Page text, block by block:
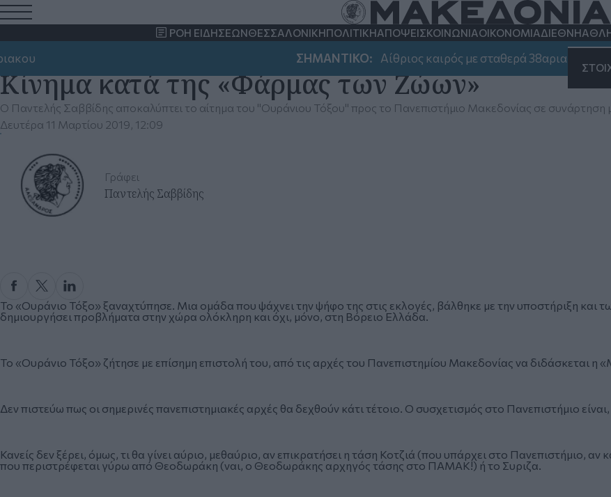
ΡΟΗ ΕΙΔΗΣΕΩΝΘΕΣΣΑΛΟΝΙΚΗΠΟΛΙΤΙΚΗΑΠΟΨΕΙΣΚΟΙΝΩΝΙΑΟΙΚΟΝΟΜΙΑΔΙΕΘΝΗ
ΣΗΜΑΝΤΙΚΟ: Αίθριος καιρός με σταθερά 38αρια - Που
Κίνημα κατά της «Φάρμας των Ζώων»
Ο Παντελής Σαββίδης αποκαλύπτει το αίτημα του "Ουράνιου Τόξου" προς το Πανεπιστήμιο Μακεδονίας σε συνάρτηση
Δευτέρα 11 Μαρτίου 2019, 12:09
Γράφει
Παντελής Σαββίδης
Το «Ουράνιο Τόξο» ξαναχτύπησε. Μια ομάδα που ψάχνει την ψήφο της στις εκλογές, βάλθηκε με την υποστήριξη και
δημιουργήσει προβλήματα στην χώρα ολόκληρη και όχι, μόνο, στη Βόρειο Ελλάδα.
Το «Ουράνιο Τόξο» ζήτησε με επίσημη επιστολή του, από τις αρχές του Πανεπιστημίου Μακεδονίας να διδάσκεται η
Δεν πιστεύω πως οι σημερινές πανεπιστημιακές αρχές θα δεχθούν κάτι τέτοιο. Ο συσχετισμός στο Πανεπιστήμιο
Κανείς δεν ξέρει, όμως, τι θα γίνει αύριο, μεθαύριο, αν επικρατήσει η τάση Κοτζιά (που υπάρχει στο Πανεπιστήμιο,
που περιστρέφεται γύρω από Θεοδωράκη (ναι, ο Θεοδωράκης αρχηγός τάσης στο ΠΑΜΑΚ!) ή το Συριζα.